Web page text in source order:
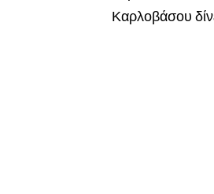
Καρλοβάσου